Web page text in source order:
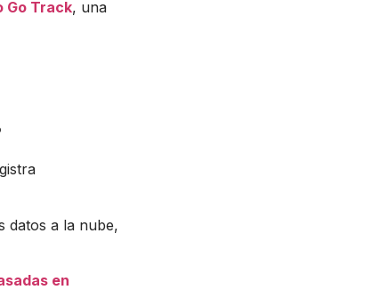
Go Track, una
datos a la nube,
en